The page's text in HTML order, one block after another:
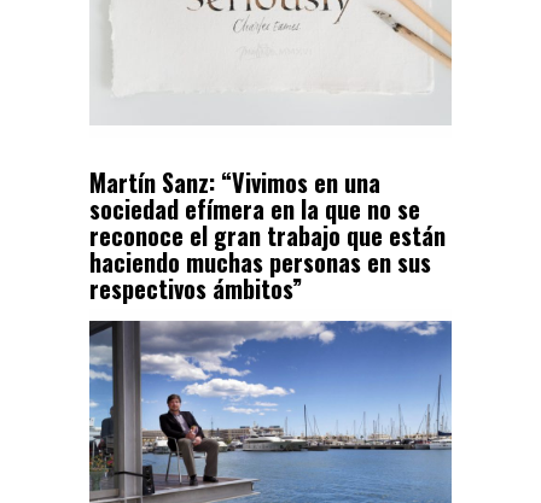
Martín Sanz: “Vivimos en una
sociedad efímera en la que no se
reconoce el gran trabajo que están
haciendo muchas personas en sus
respectivos ámbitos”